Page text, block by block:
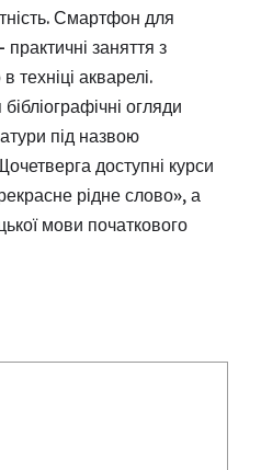
Смартфон для
заняття з
акварелі.
огляди
під назвою
доступні курси
рідне слово», а
мови початкового